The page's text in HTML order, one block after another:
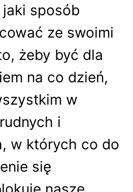
sposób
ze swoimi
żeby być dla
na co dzień,
w
i
w których co do
się